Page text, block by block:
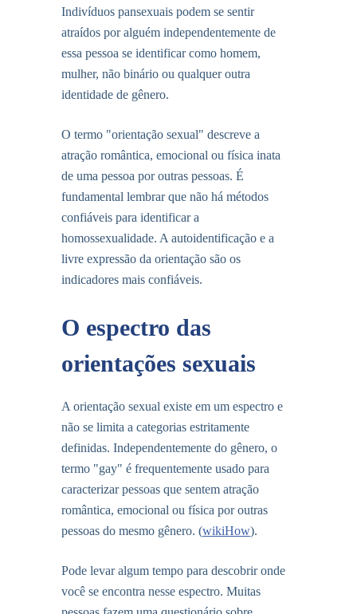
Indivíduos pansexuais podem se sentir
atraídos por alguém independentemente de
essa pessoa se identificar como homem,
mulher, não binário ou qualquer outra
identidade de gênero.
O termo "orientação sexual" descreve a
atração romântica, emocional ou física inata
de uma pessoa por outras pessoas. É
fundamental lembrar que não há métodos
confiáveis para identificar a
homossexualidade. A autoidentificação e a
livre expressão da orientação são os
indicadores mais confiáveis.
O espectro das
orientações sexuais
A orientação sexual existe em um espectro e
não se limita a categorias estritamente
definidas. Independentemente do gênero, o
termo "gay" é frequentemente usado para
caracterizar pessoas que sentem atração
romântica, emocional ou física por outras
pessoas do mesmo gênero. (wikiHow).
Pode levar algum tempo para descobrir onde
você se encontra nesse espectro. Muitas